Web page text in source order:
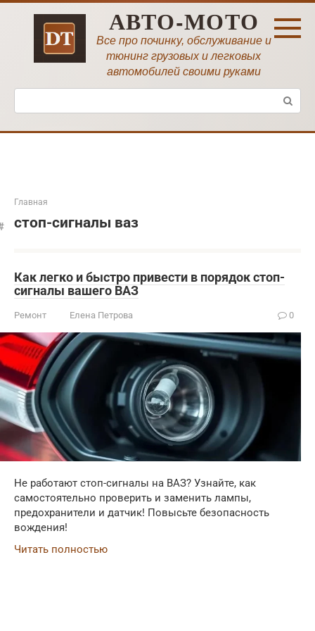
Перейти
АВТО-МОТО
Все про починку, обслуживание и
тюнинг грузовых и легковых
автомобилей своими руками
Поиск:
Главная
стоп-сигналы ваз
Как легко и быстро привести в порядок стоп-
сигналы вашего ВАЗ
Ремонт Елена Петрова 0
Не работают стоп-сигналы на ВАЗ? Узнайте, как
самостоятельно проверить и заменить лампы,
предохранители и датчик! Повысьте безопасность
вождения!
Читать полностью